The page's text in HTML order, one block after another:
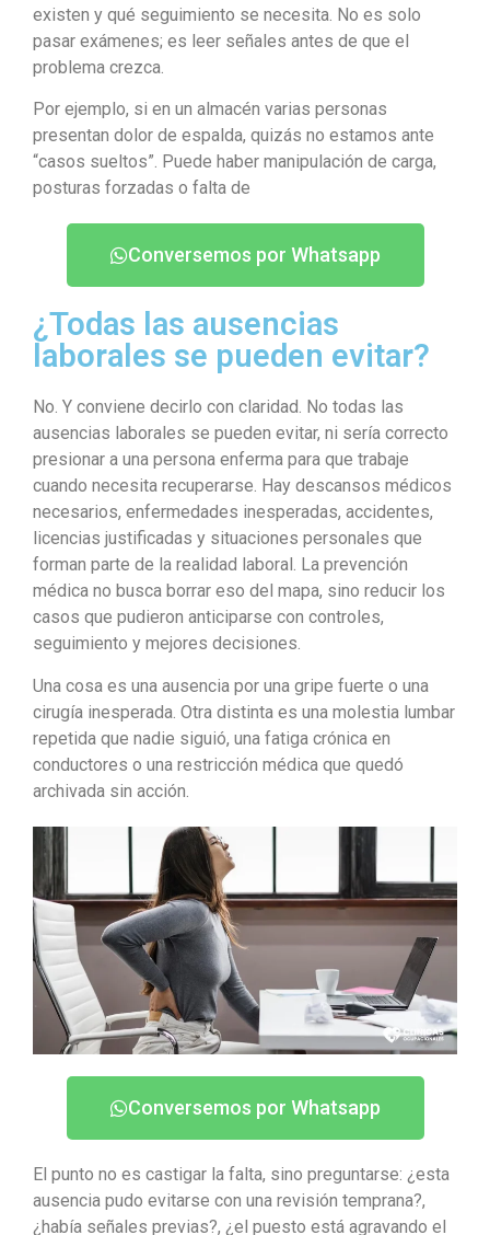
existen y qué seguimiento se necesita. No es solo
pasar exámenes; es leer señales antes de que el
problema crezca.
Por ejemplo, si en un almacén varias personas
presentan dolor de espalda, quizás no estamos ante
“casos sueltos”. Puede haber manipulación de carga,
posturas forzadas o falta de
Conversemos por Whatsapp
¿Todas las ausencias
laborales se pueden evitar?
No. Y conviene decirlo con claridad. No todas las
ausencias laborales se pueden evitar, ni sería correcto
presionar a una persona enferma para que trabaje
cuando necesita recuperarse. Hay descansos médicos
necesarios, enfermedades inesperadas, accidentes,
licencias justificadas y situaciones personales que
forman parte de la realidad laboral. La prevención
médica no busca borrar eso del mapa, sino reducir los
casos que pudieron anticiparse con controles,
seguimiento y mejores decisiones.
Una cosa es una ausencia por una gripe fuerte o una
cirugía inesperada. Otra distinta es una molestia lumbar
repetida que nadie siguió, una fatiga crónica en
conductores o una restricción médica que quedó
archivada sin acción.
Conversemos por Whatsapp
El punto no es castigar la falta, sino preguntarse: ¿esta
ausencia pudo evitarse con una revisión temprana?,
¿había señales previas?, ¿el puesto está agravando el